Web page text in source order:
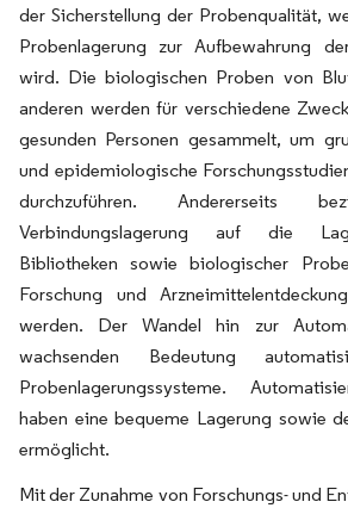
der Sicherstellung der Probenqualität,
Probenlagerung zur Aufbewahrung
wird. Die biologischen Proben von
anderen werden für verschiedene
gesunden Personen gesammelt, um
und epidemiologische
durchzuführen. Andererseits
Verbindungslagerung auf die
Bibliotheken sowie biologischer
Forschung und
werden. Der Wandel hin zur
wachsenden Bedeutung
Probenlagerungssysteme.
haben eine bequeme Lagerung sowie
ermöglicht.
Mit der Zunahme von Forschungs- und